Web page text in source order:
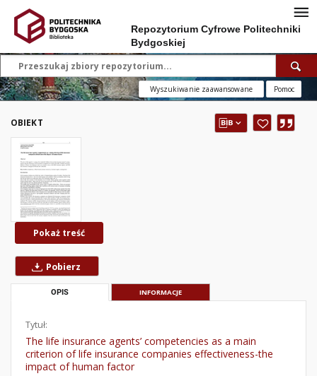
Repozytorium Cyfrowe Politechniki
Bydgoskiej
Wyszukiwanie zaawansowane Pomoc
OBIEKT
Pokaż treść
Pobierz
OPIS INFORMACJE
Tytuł:
The life insurance agents’ competencies as a main
criterion of life insurance companies effectiveness-the
impact of human factor